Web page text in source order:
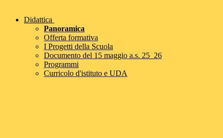
Didattica
Panoramica
Offerta formativa
I Progetti della Scuola
Documento del 15 maggio a.s. 25_26
Programmi
Curricolo d'istituto e UDA